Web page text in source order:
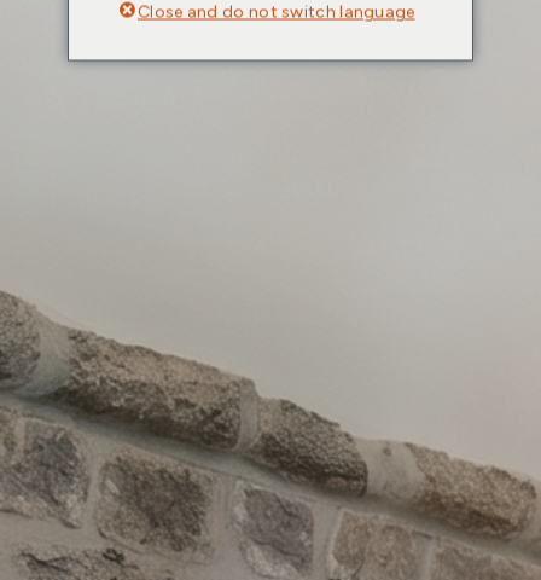
Close and do not switch language